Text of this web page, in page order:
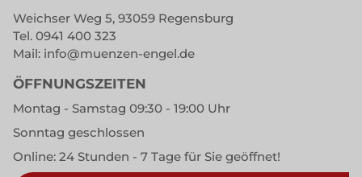
Weichser Weg 5, 93059 Regensburg
Tel. 0941 400 323
Mail: info@muenzen-engel.de
ÖFFNUNGSZEITEN
Montag - Samstag 09:30 - 19:00 Uhr
Sonntag geschlossen
Online: 24 Stunden - 7 Tage für Sie geöffnet!